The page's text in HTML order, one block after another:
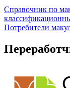
Справочник по
Потребители